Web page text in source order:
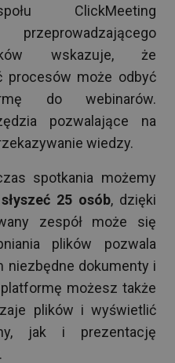
ClickMeeting
wskazuje, że
procesów może odbyć
do webinarów.
pozwalające na
wiedzy.
spotkania możemy
25 osób, dzięki
zespół może się
plików pozwala
niezbędne dokumenty i
platformę możesz także
plików i wyświetlić
jak i prezentację